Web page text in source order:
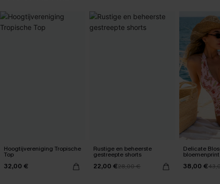
Hoogtijvereniging Tropische
Top
32,00 €
Rustige en beheerste
gestreepte shorts
22,00 €28,00 €
Delicate
38,00 €